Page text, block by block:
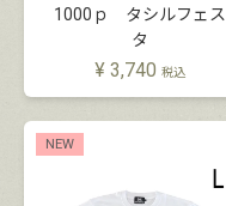
1000ｐ タシルフェス
タ
¥ 3,740 税込
NEW